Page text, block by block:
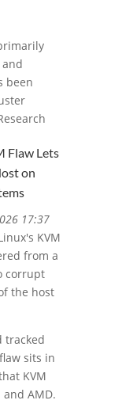
been
Flaw Lets
on
17:37
KVM
from a
corrupt
the host
tracked
sits in
KVM
AMD.